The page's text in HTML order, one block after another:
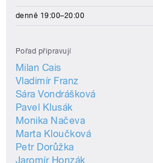
denně 19:00–20:00
Pořad připravují
Milan Cais
Vladimír Franz
Sára Vondrášková
Pavel Klusák
Monika Načeva
Marta Kloučková
Petr Dorůžka
Jaromír Honzák